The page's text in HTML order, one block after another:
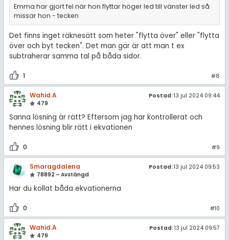
Emma har gjort fel när hon flyttar höger led till vänster led så
missar hon - tecken
Det finns inget räknesätt som heter "flytta över" eller "flytta
över och byt tecken". Det man gär är att man t ex
subtraherar samma tal på båda sidor.
1 #8
Wahid.A
479
Postad:13 jul 2024 09:44
Sanna lösning är rätt? Eftersom jag har kontrollerat och
hennes lösning blir rätt i ekvationen
0 #9
Smaragdalena
78892 – Avstängd
Postad:13 jul 2024 09:53
Har du kollat båda ekvationerna
0 #10
Wahid.A
479
Postad:13 jul 2024 09:57